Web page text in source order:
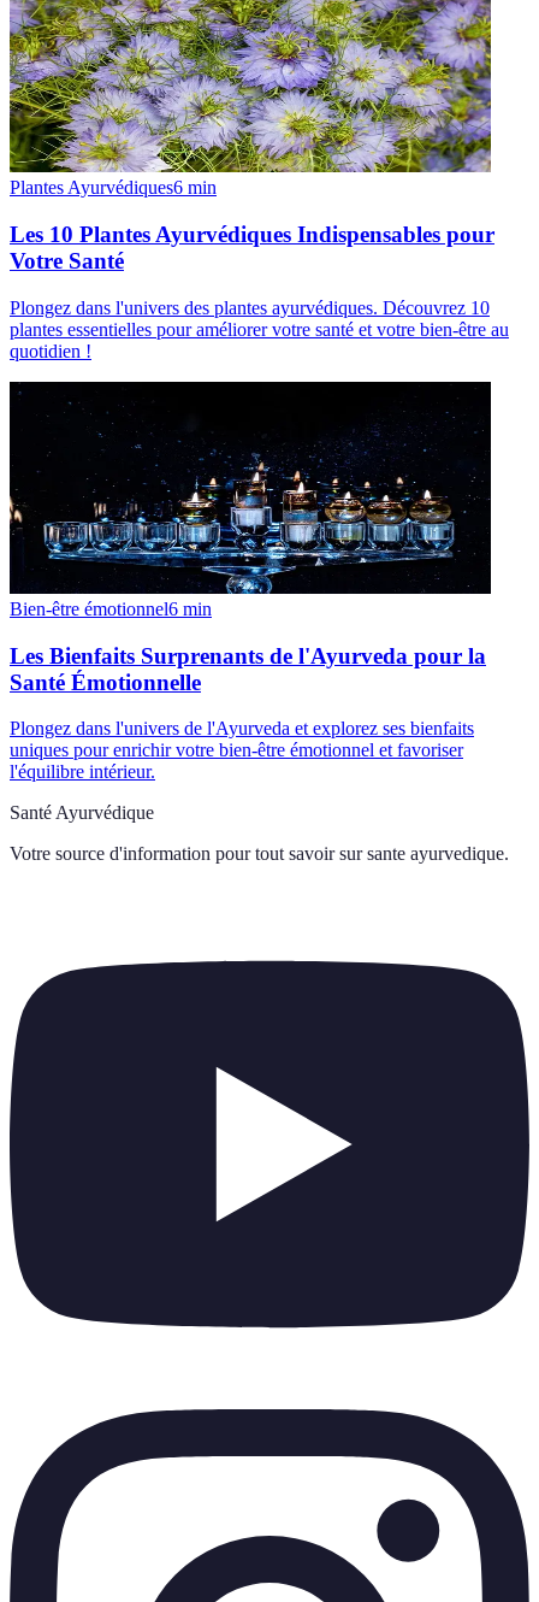
Plantes Ayurvédiques6 min
Les 10 Plantes Ayurvédiques Indispensables pour
Votre Santé
Plongez dans l'univers des plantes ayurvédiques. Découvrez 10
plantes essentielles pour améliorer votre santé et votre bien-être au
quotidien !
Bien-être émotionnel6 min
Les Bienfaits Surprenants de l'Ayurveda pour la
Santé Émotionnelle
Plongez dans l'univers de l'Ayurveda et explorez ses bienfaits
uniques pour enrichir votre bien-être émotionnel et favoriser
l'équilibre intérieur.
Santé Ayurvédique
Votre source d'information pour tout savoir sur sante ayurvedique.